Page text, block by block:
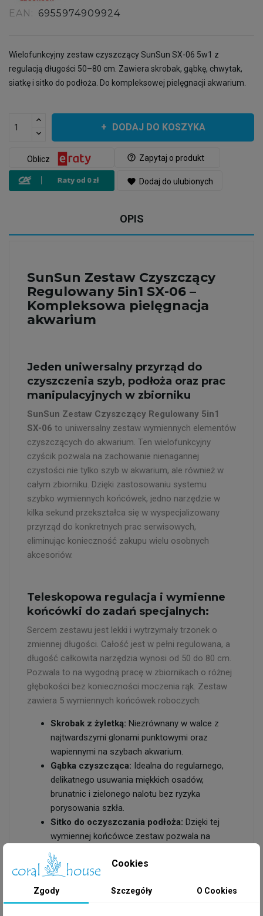
EAN: 6955974909924
Wielofunkcyjny zestaw czyszczący SunSun SX-06 5w1 z
regulacją długości 50–80 cm. Zawiera skrobak, gąbkę, chwytak,
siatkę i sitko do podłoża. Do kompleksowej pielęgnacji akwarium.
DODAJ DO KOSZYKA
help_outline Zapytaj o produkt
Oblicz
favorite Dodaj do ulubionych
OPIS
SunSun Zestaw Czyszczący
Regulowany 5in1 SX-06 –
Kompleksowa pielęgnacja
akwarium
Jeden uniwersalny przyrząd do
czyszczenia szyb, podłoża oraz prac
manipulacyjnych w zbiorniku
SunSun Zestaw Czyszczący Regulowany 5in1
SX-06 to uniwersalny zestaw wymiennych elementów
czyszczących do akwarium. Ten wielofunkcyjny
czyścik pozwala na zachowanie nienagannej
czystości nie tylko szyb w akwarium, ale również w
całym zbiorniku. Dzięki zastosowaniu systemu
szybko wymiennych końcówek, jedno narzędzie w
kilka sekund przekształca się w wyspecjalizowany
przyrząd do konkretnych prac serwisowych,
eliminując konieczność zakupu wielu osobnych
akcesoriów.
Teleskopowa regulacja i wymienne
końcówki do zadań specjalnych:
Sercem zestawu jest lekki i wytrzymały trzonek o
zmiennej długości. Całość jest w pełni regulowana, a
długość całkowita narzędzia wynosi od 50 do 80 cm.
Pozwala to na wygodną pracę w zbiornikach o różnej
głębokości bez konieczności moczenia rąk. Zestaw
zawiera 5 wymiennych końcówek roboczych:
Skrobak z żyletką: Niezrównany w walce z
najtwardszymi glonami punktowymi oraz
wapiennymi na szybach akwarium.
Gąbka czyszcząca: Idealna do regularnego,
delikatnego usuwania miękkich osadów,
brunatnic i zielonego nalotu bez ryzyka
porysowania szkła.
Sitko do oczyszczania podłoża: Dzięki tej
wymiennej końcówce zestaw pozwala na
akwarium z resztek organicznych.
Siatka na ryby:
przy odławianiu obsady lub usuwaniu większych
zanieczyszczeń mechanicznych.
Cookies
Zgody Szczegóły O Cookies